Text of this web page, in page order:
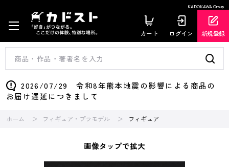
KADOKAWA Group
カート ログイン 新規登録
2026/07/29 令和8年熊本地震の影響による商品の
お届け遅延につきまして
ホーム フィギュア・プラモデル フィギュア
画像タップで拡大